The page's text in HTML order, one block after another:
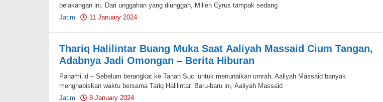
belakangan ini. Dari unggahan yang diunggah, Millen Cyrus tampak sedang
Jatim
11 January 2024
Thariq Halilintar Buang Muka Saat Aaliyah Massaid Cium Tangan,
Adabnya Jadi Omongan – Berita Hiburan
Pahami.id – Sebelum berangkat ke Tanah Suci untuk menunaikan umrah, Aaliyah Massaid banyak
menghabiskan waktu bersama Tariq Halilintar. Baru-baru ini, Aaliyah Massaid
Jatim
8 January 2024